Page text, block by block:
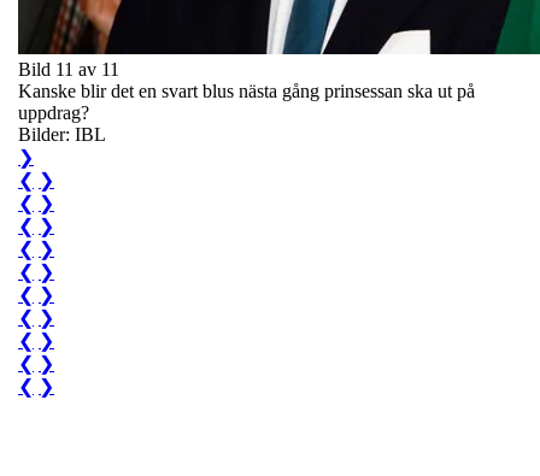
Bild 11 av 11
Kanske blir det en svart blus nästa gång prinsessan ska ut på
uppdrag?
Bilder: IBL
❯
❮ ❯
❮ ❯
❮ ❯
❮ ❯
❮ ❯
❮ ❯
❮ ❯
❮ ❯
❮ ❯
❮ ❯